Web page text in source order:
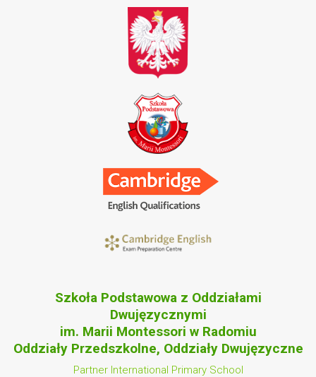
Szkoła Podstawowa z Oddziałami
Dwujęzycznymi
im. Marii Montessori w Radomiu
Oddziały Przedszkolne, Oddziały Dwujęzyczne
Partner International Primary School